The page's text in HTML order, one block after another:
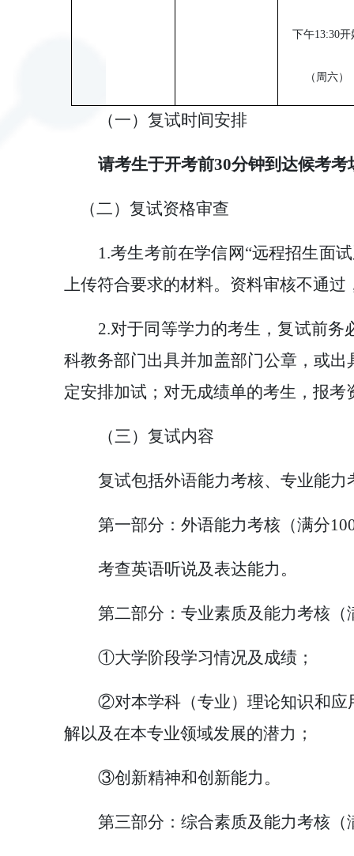
下午13:30开
（周六）
（一）复试时间安排
请考生于开考前30分钟到达候考考
（二）复试资格审查
1.考生考前在学信网“远程招生面
上传符合要求的材料。资料审核不通
2.对于同等学力的考生，复试前
科教务部门出具并加盖部门公章，或
定安排加试；对无成绩单的考生，报考
（三）复试内容
复试包括外语能力考核、专业能
第一部分：外语能力考核（满分
考查英语听说及表达能力。
第二部分：专业素质及能力考核（
①大学阶段学习情况及成绩；
②对本学科（专业）理论知识和应
解以及在本专业领域发展的潜力；
③创新精神和创新能力。
第三部分：综合素质及能力考核（